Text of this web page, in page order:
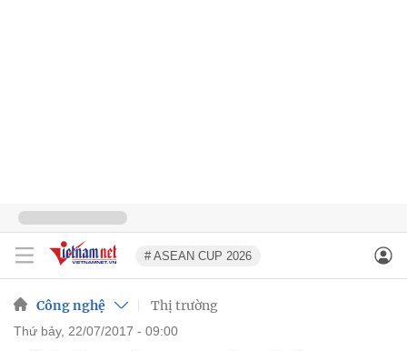
# ASEAN CUP 2026
Công nghệ Thị trường
thứ bảy, 22/07/2017 - 09:00